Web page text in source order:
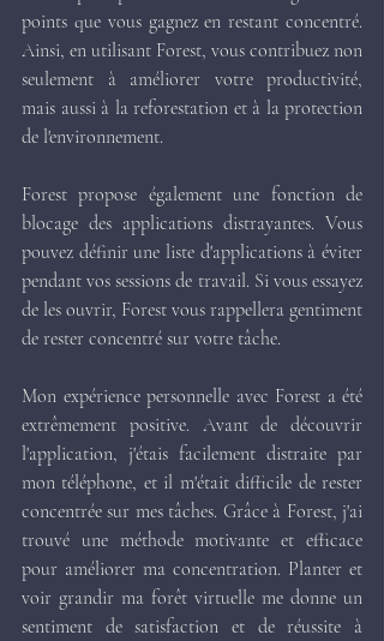
points que vous gagnez en restant concentré.
Ainsi, en utilisant Forest, vous contribuez non
seulement à améliorer votre productivité,
mais aussi à la reforestation et à la protection
de l'environnement.
Forest propose également une fonction de
blocage des applications distrayantes. Vous
pouvez définir une liste d'applications à éviter
pendant vos sessions de travail. Si vous essayez
de les ouvrir, Forest vous rappellera gentiment
de rester concentré sur votre tâche.
Mon expérience personnelle avec Forest a été
extrêmement positive. Avant de découvrir
l'application, j'étais facilement distraite par
mon téléphone, et il m'était difficile de rester
concentrée sur mes tâches. Grâce à Forest, j'ai
trouvé une méthode motivante et efficace
pour améliorer ma concentration. Planter et
voir grandir ma forêt virtuelle me donne un
sentiment de satisfaction et de réussite à